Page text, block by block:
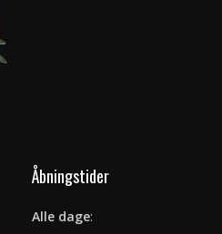
Åbningstider
Alle dage: